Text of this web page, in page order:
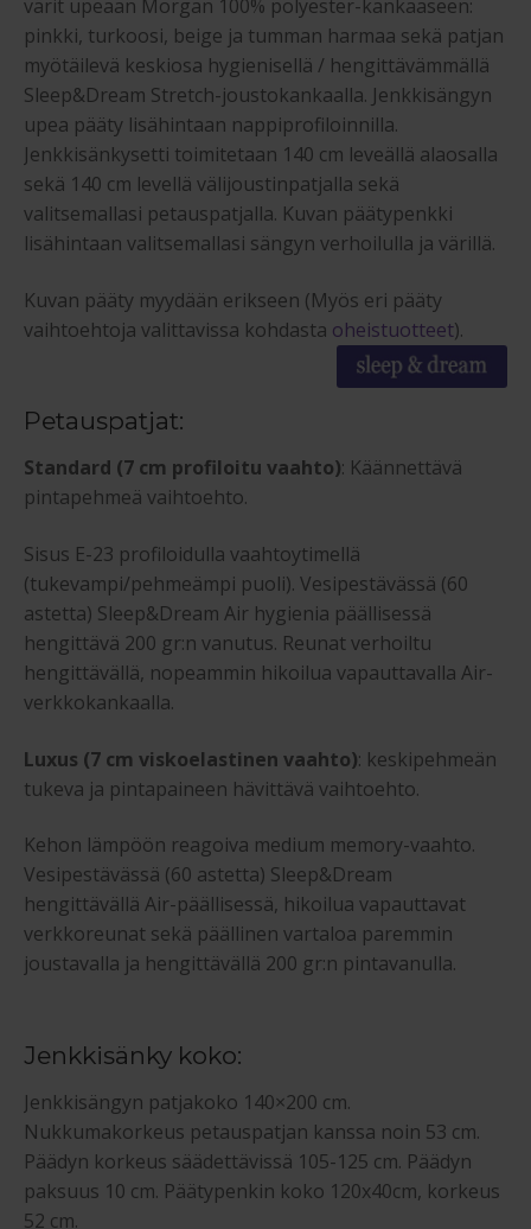
värit upeaan Morgan 100% polyester-kankaaseen:
pinkki, turkoosi, beige ja tumman harmaa sekä patjan
myötäilevä keskiosa hygienisellä / hengittävämmällä
Sleep&Dream Stretch-joustokankaalla. Jenkkisängyn
upea pääty lisähintaan nappiprofiloinnilla.
Jenkkisänkysetti toimitetaan 140 cm leveällä alaosalla
sekä 140 cm levellä välijoustinpatjalla sekä
valitsemallasi petauspatjalla. Kuvan päätypenkki
lisähintaan valitsemallasi sängyn verhoilulla ja värillä.
Kuvan pääty myydään erikseen (Myös eri pääty
vaihtoehtoja valittavissa kohdasta oheistuotteet).
Petauspatjat:
Standard (7 cm profiloitu vaahto): Käännettävä
pintapehmeä vaihtoehto.
Sisus E-23 profiloidulla vaahtoytimellä
(tukevampi/pehmeämpi puoli). Vesipestävässä (60
astetta) Sleep&Dream Air hygienia päällisessä
hengittävä 200 gr:n vanutus. Reunat verhoiltu
hengittävällä, nopeammin hikoilua vapauttavalla Air-
verkkokankaalla.
Luxus (7 cm viskoelastinen vaahto): keskipehmeän
tukeva ja pintapaineen hävittävä vaihtoehto.
Kehon lämpöön reagoiva medium memory-vaahto.
Vesipestävässä (60 astetta) Sleep&Dream
hengittävällä Air-päällisessä, hikoilua vapauttavat
verkkoreunat sekä päällinen vartaloa paremmin
joustavalla ja hengittävällä 200 gr:n pintavanulla.
Jenkkisänky koko:
Jenkkisängyn patjakoko 140×200 cm.
Nukkumakorkeus petauspatjan kanssa noin 53 cm.
Päädyn korkeus säädettävissä 105-125 cm. Päädyn
paksuus 10 cm. Päätypenkin koko 120x40cm, korkeus
52 cm.